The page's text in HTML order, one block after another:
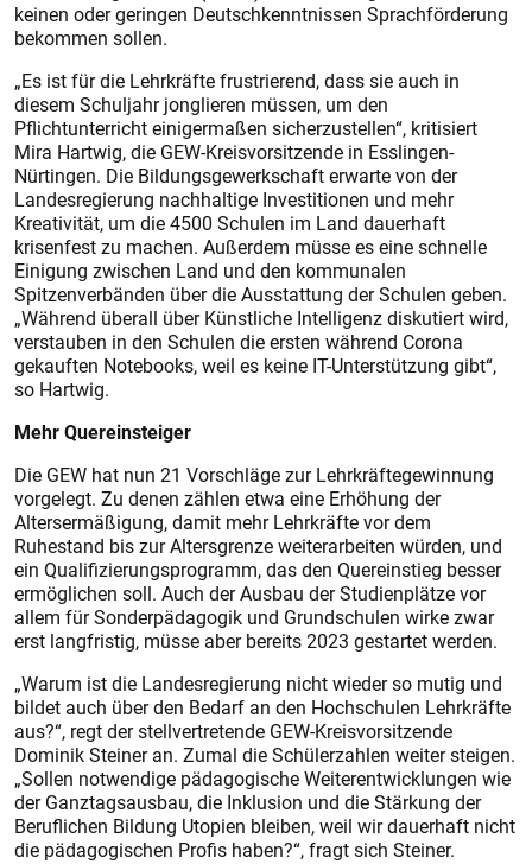
keinen oder geringen Deutschkenntnissen Sprachförderung
bekommen sollen.
„Es ist für die Lehrkräfte frustrierend, dass sie auch in
diesem Schuljahr jonglieren müssen, um den
Pflichtunterricht einigermaßen sicherzustellen“, kritisiert
Mira Hartwig, die GEW-Kreisvorsitzende in Esslingen-
Nürtingen. Die Bildungsgewerkschaft erwarte von der
Landesregierung nachhaltige Investitionen und mehr
Kreativität, um die 4500 Schulen im Land dauerhaft
krisenfest zu machen. Außerdem müsse es eine schnelle
Einigung zwischen Land und den kommunalen
Spitzenverbänden über die Ausstattung der Schulen geben.
„Während überall über Künstliche Intelligenz diskutiert wird,
verstauben in den Schulen die ersten während Corona
gekauften Notebooks, weil es keine IT-Unterstützung gibt“,
so Hartwig.
Mehr Quereinsteiger
Die GEW hat nun 21 Vorschläge zur Lehrkräftegewinnung
vorgelegt. Zu denen zählen etwa eine Erhöhung der
Altersermäßigung, damit mehr Lehrkräfte vor dem
Ruhestand bis zur Altersgrenze weiterarbeiten würden, und
ein Qualifizierungsprogramm, das den Quereinstieg besser
ermöglichen soll. Auch der Ausbau der Studienplätze vor
allem für Sonderpädagogik und Grundschulen wirke zwar
erst langfristig, müsse aber bereits 2023 gestartet werden.
„Warum ist die Landesregierung nicht wieder so mutig und
bildet auch über den Bedarf an den Hochschulen Lehrkräfte
aus?“, regt der stellvertretende GEW-Kreisvorsitzende
Dominik Steiner an. Zumal die Schülerzahlen weiter steigen.
„Sollen notwendige pädagogische Weiterentwicklungen wie
der Ganztagsausbau, die Inklusion und die Stärkung der
Beruflichen Bildung Utopien bleiben, weil wir dauerhaft nicht
die pädagogischen Profis haben?“, fragt sich Steiner.